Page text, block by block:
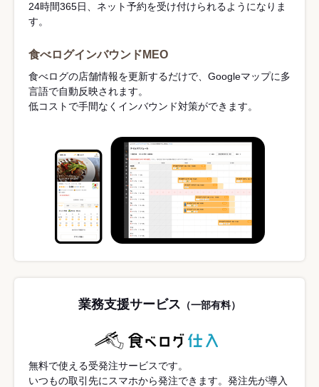
24時間365日、ネット予約を受け付けられるようになりま
す。
食べログインバウンドMEO
食べログの店舗情報を更新するだけで、Googleマップに多
言語で自動反映されます。
低コストで手間なくインバウンド対策ができます。
業務支援サービス （一部有料）
無料で使える受発注サービスです。
いつもの取引先にスマホから発注できます。発注先が導入